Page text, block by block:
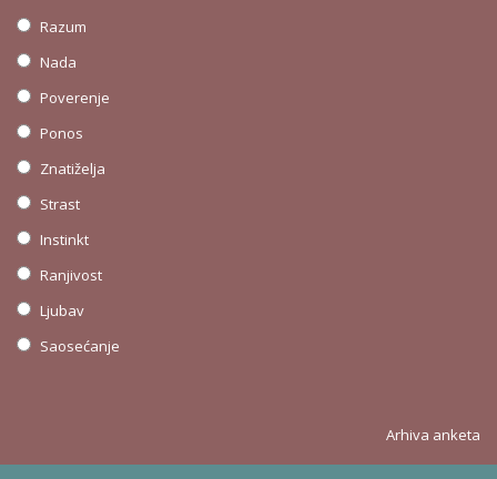
Razum
Nada
Poverenje
Ponos
Znatiželja
Strast
Instinkt
Ranjivost
Ljubav
Saosećanje
Arhiva anketa